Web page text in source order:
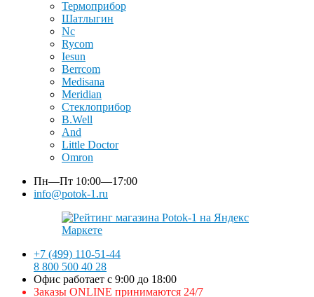
Термоприбор
Шатлыгин
Nc
Rycom
Iesun
Berrcom
Medisana
Meridian
Стеклоприбор
B.Well
And
Little Doctor
Omron
Пн—Пт 10:00—17:00
info@potok-1.ru
+7 (499) 110-51-44
8 800 500 40 28
Офис работает с 9:00 до 18:00
Заказы ONLINE принимаются 24/7